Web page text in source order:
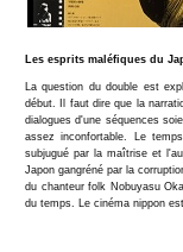
Les esprits maléfiques du
La question du double est
début. Il faut dire que la
dialogues d'une séquences
assez inconfortable. Le
subjugué par la maîtrise et
Japon gangréné par la
du chanteur folk Nobuyasu
du temps. Le cinéma nippon